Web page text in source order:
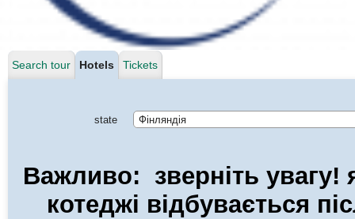
Search tour Hotels Tickets
state Фінляндія
Важливо: зверніть увагу!
котеджі відбувається